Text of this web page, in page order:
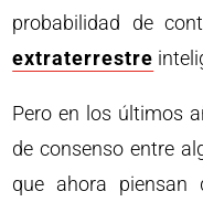
probabilidad de
extraterrestre
Pero en los últimos
de consenso entre
que ahora